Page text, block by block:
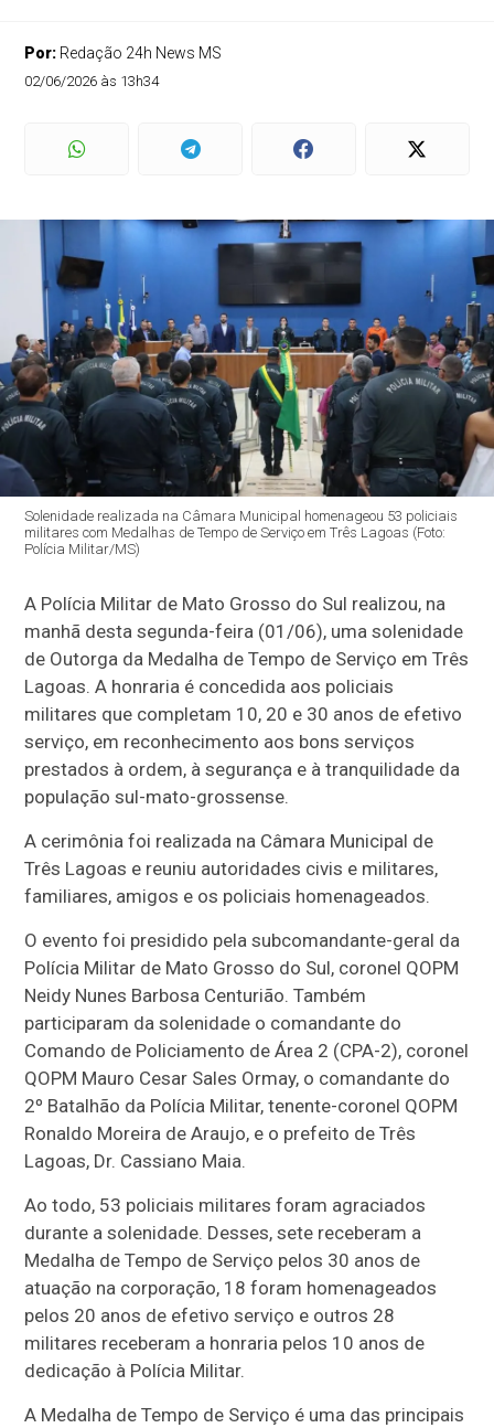
Por: Redação 24h News MS
02/06/2026 às 13h34
Solenidade realizada na Câmara Municipal homenageou 53 policiais
militares com Medalhas de Tempo de Serviço em Três Lagoas (Foto:
Polícia Militar/MS)
A Polícia Militar de Mato Grosso do Sul realizou, na
manhã desta segunda-feira (01/06), uma solenidade
de Outorga da Medalha de Tempo de Serviço em Três
Lagoas. A honraria é concedida aos policiais
militares que completam 10, 20 e 30 anos de efetivo
serviço, em reconhecimento aos bons serviços
prestados à ordem, à segurança e à tranquilidade da
população sul-mato-grossense.
A cerimônia foi realizada na Câmara Municipal de
Três Lagoas e reuniu autoridades civis e militares,
familiares, amigos e os policiais homenageados.
O evento foi presidido pela subcomandante-geral da
Polícia Militar de Mato Grosso do Sul, coronel QOPM
Neidy Nunes Barbosa Centurião. Também
participaram da solenidade o comandante do
Comando de Policiamento de Área 2 (CPA-2), coronel
QOPM Mauro Cesar Sales Ormay, o comandante do
2º Batalhão da Polícia Militar, tenente-coronel QOPM
Ronaldo Moreira de Araujo, e o prefeito de Três
Lagoas, Dr. Cassiano Maia.
Ao todo, 53 policiais militares foram agraciados
durante a solenidade. Desses, sete receberam a
Medalha de Tempo de Serviço pelos 30 anos de
atuação na corporação, 18 foram homenageados
pelos 20 anos de efetivo serviço e outros 28
militares receberam a honraria pelos 10 anos de
dedicação à Polícia Militar.
A Medalha de Tempo de Serviço é uma das principais